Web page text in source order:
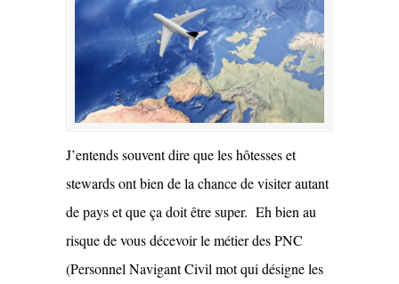
J’entends souvent dire que les hôtesses et
stewards ont bien de la chance de visiter autant
de pays et que ça doit être super. Eh bien au
risque de vous décevoir le métier des PNC
(Personnel Navigant Civil mot qui désigne les